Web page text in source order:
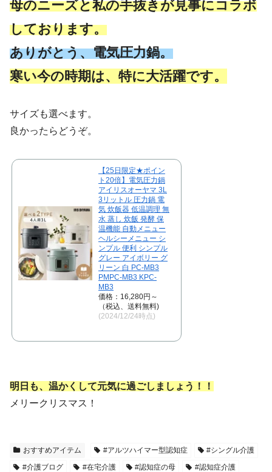
母のニーズと私の手抜きが見事にコラボ
しております。
ありがとう、電気圧力鍋。
寒い今の時期は、特に大活躍です。
サイズも選べます。
良かったらどうぞ。
【25日限定★ポイン
ト20倍】電気圧力鍋
アイリスオーヤマ 3L
3リットル 圧力鍋 電
気 炊飯器 低温調理 無
水 蒸し 炊飯 発酵 保
温機能 自動メニュー
ヘルシーメニュー シ
ンプル 便利 シンプル
グレー アイボリー グ
リーン 白 PC-MB3
PMPC-MB3 KPC-
MB3
価格：16,280円～
（税込、送料無料)
(2024/12/24時点)
明日も、温かくして元気に過ごしましょう！！
メリークリスマス！
おすすめアイテム #アルツハイマー型認知症
#シングル介護
#介護ブログ
#在宅介護 #認知症の母
#認知症介護